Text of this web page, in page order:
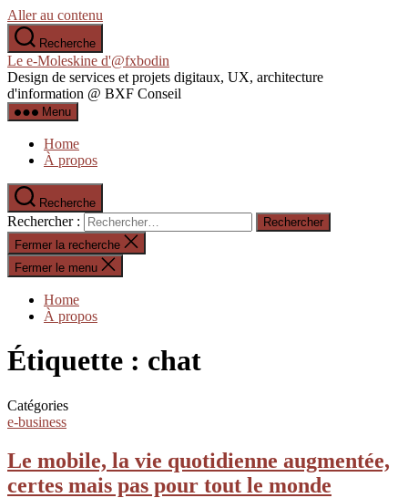
Aller au contenu
Recherche
Le e-Moleskine d'@fxbodin
Design de services et projets digitaux, UX, architecture
d'information @ BXF Conseil
Menu
Home
À propos
Recherche
Rechercher :
Fermer la recherche
Fermer le menu
Home
À propos
Étiquette : chat
Catégories
e-business
Le mobile, la vie quotidienne augmentée,
certes mais pas pour tout le monde